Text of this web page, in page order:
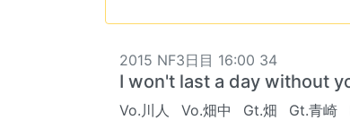
2015 NF3日目 16:00 34
I won't last a day without
Vo.川人 Vo.畑中 Gt.畑 Gt.青崎